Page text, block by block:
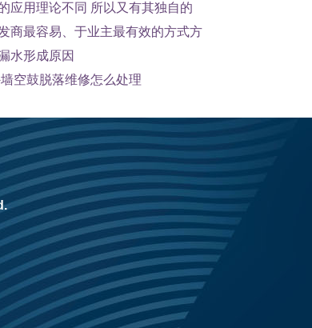
应用理论不同 所以又有其独自的
商最容易、于业主最有效的方式方
水形成原因
空鼓脱落维修怎么处理